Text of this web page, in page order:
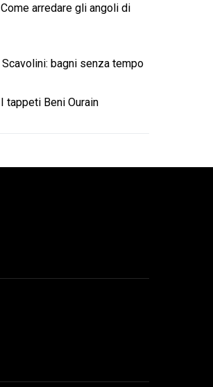
Come arredare gli angoli di
Scavolini: bagni senza tempo
I tappeti Beni Ourain